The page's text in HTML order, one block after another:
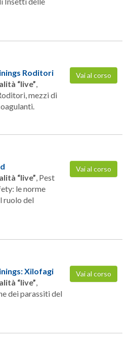
Roditori
“live”,
mezzi di
Vai al corso
“live”, Pest
le norme
ruolo del
Vai al corso
Xilofagi
“live”,
dei parassiti del
Vai al corso